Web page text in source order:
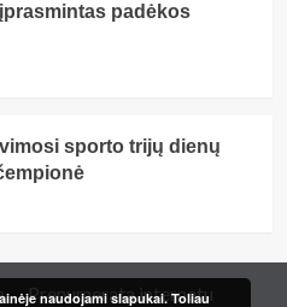
padėkos
sporto trijų dienų
Prenumerata internetu
naudojami slapukai. Toliau